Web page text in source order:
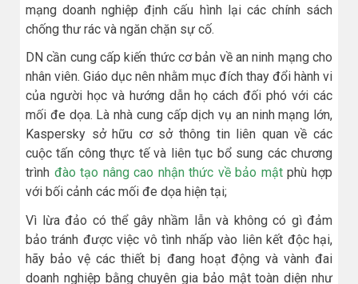
mạng doanh nghiệp định cấu hình lại các chính sách
chống thư rác và ngăn chặn sự cố.
DN cần cung cấp kiến thức cơ bản về an ninh mạng cho
nhân viên. Giáo dục nên nhằm mục đích thay đổi hành vi
của người học và hướng dẫn họ cách đối phó với các
mối đe dọa. Là nhà cung cấp dịch vụ an ninh mạng lớn,
Kaspersky sở hữu cơ sở thông tin liên quan về các
cuộc tấn công thực tế và liên tục bổ sung các chương
trình đào tạo nâng cao nhận thức về bảo mậtphù hợp
với bối cảnh các mối đe dọa hiện tại;
Vì lừa đảo có thể gây nhầm lẫn và không có gì đảm
bảo tránh được việc vô tình nhấp vào liên kết độc hại,
hãy bảo vệ các thiết bị đang hoạt động và vành đai
doanh nghiệp bằng chuyên gia bảo mật toàn diện như